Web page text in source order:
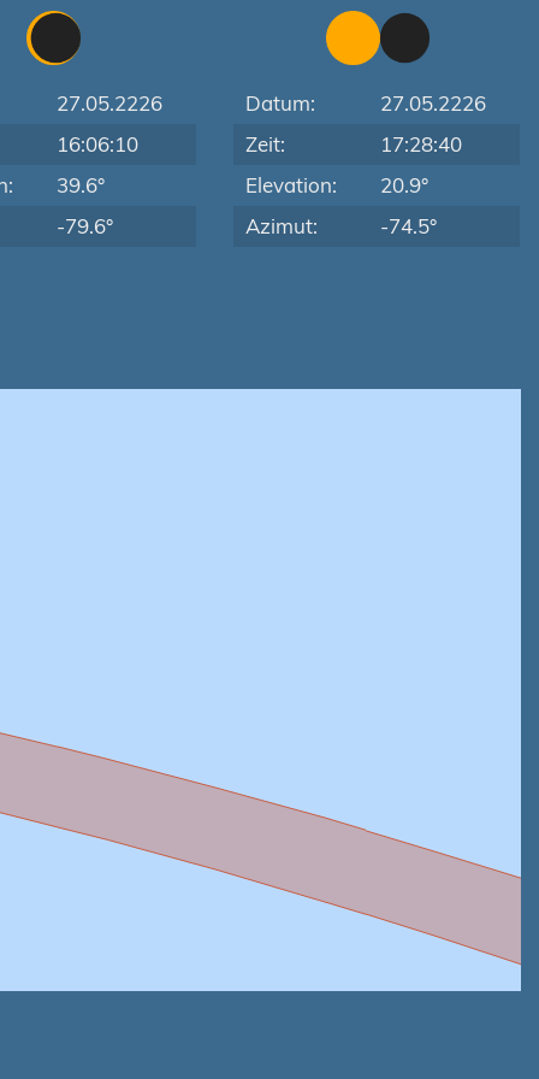
27.05.2226
16:06:10
39.6°
-79.6°
Datum:
27.05.2226
Zeit:
17:28:40
Elevation:
20.9°
Azimut:
-74.5°